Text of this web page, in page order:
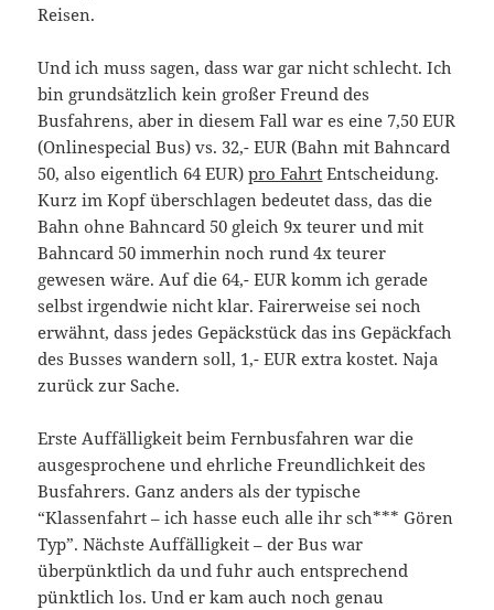
Reisen.
Und ich muss sagen, dass war gar nicht schlecht. Ich
bin grundsätzlich kein großer Freund des
Busfahrens, aber in diesem Fall war es eine 7,50 EUR
(Onlinespecial Bus) vs. 32,- EUR (Bahn mit Bahncard
50, also eigentlich 64 EUR)pro Fahrt Entscheidung.
Kurz im Kopf überschlagen bedeutet dass, das die
Bahn ohne Bahncard 50 gleich 9x teurer und mit
Bahncard 50 immerhin noch rund 4x teurer
gewesen wäre. Auf die 64,- EUR komm ich gerade
selbst irgendwie nicht klar. Fairerweise sei noch
erwähnt, dass jedes Gepäckstück das ins Gepäckfach
des Busses wandern soll, 1,- EUR extra kostet. Naja
zurück zur Sache.
Erste Auffälligkeit beim Fernbusfahren war die
ausgesprochene und ehrliche Freundlichkeit des
Busfahrers. Ganz anders als der typische
“Klassenfahrt – ich hasse euch alle ihr sch*** Gören
Typ”. Nächste Auffälligkeit – der Bus war
überpünktlich da und fuhr auch entsprechend
pünktlich los. Und er kam auch noch genau